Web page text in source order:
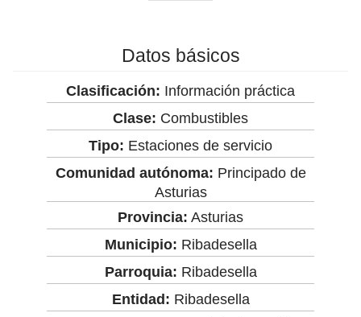
Datos básicos
Clasificación: Información práctica
Clase: Combustibles
Tipo: Estaciones de servicio
Comunidad autónoma: Principado de
Asturias
Provincia: Asturias
Municipio: Ribadesella
Parroquia: Ribadesella
Entidad: Ribadesella